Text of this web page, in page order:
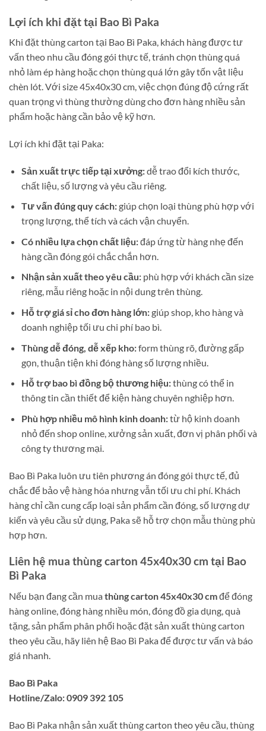
Lợi ích khi đặt tại Bao Bì Paka
Khi đặt thùng carton tại Bao Bì Paka, khách hàng được tư
vấn theo nhu cầu đóng gói thực tế, tránh chọn thùng quá
nhỏ làm ép hàng hoặc chọn thùng quá lớn gây tốn vật liệu
chèn lót. Với size 45x40x30 cm, việc chọn đúng độ cứng rất
quan trọng vì thùng thường dùng cho đơn hàng nhiều sản
phẩm hoặc hàng cần bảo vệ kỹ hơn.
Lợi ích khi đặt tại Paka:
Sản xuất trực tiếp tại xưởng:dễ trao đổi kích thước,
chất liệu, số lượng và yêu cầu riêng.
Tư vấn đúng quy cách:giúp chọn loại thùng phù hợp với
trọng lượng, thể tích và cách vận chuyển.
Có nhiều lựa chọn chất liệu:đáp ứng từ hàng nhẹ đến
hàng cần đóng gói chắc chắn hơn.
Nhận sản xuất theo yêu cầu:phù hợp với khách cần size
riêng, mẫu riêng hoặc in nội dung trên thùng.
Hỗ trợ giá sỉ cho đơn hàng lớn:giúp shop, kho hàng và
doanh nghiệp tối ưu chi phí bao bì.
Thùng dễ đóng, dễ xếp kho:form thùng rõ, đường gấp
gọn, thuận tiện khi đóng hàng số lượng nhiều.
Hỗ trợ bao bì đồng bộ thương hiệu:thùng có thể in
thông tin cần thiết để kiện hàng chuyên nghiệp hơn.
Phù hợp nhiều mô hình kinh doanh:từ hộ kinh doanh
nhỏ đến shop online, xưởng sản xuất, đơn vị phân phối và
công ty thương mại.
Bao Bì Paka luôn ưu tiên phương án đóng gói thực tế, đủ
chắc để bảo vệ hàng hóa nhưng vẫn tối ưu chi phí. Khách
hàng chỉ cần cung cấp loại sản phẩm cần đóng, số lượng dự
kiến và yêu cầu sử dụng, Paka sẽ hỗ trợ chọn mẫu thùng phù
hợp hơn.
Liên hệ mua thùng carton 45x40x30 cm tại Bao
Bì Paka
Nếu bạn đang cần mua thùng carton 45x40x30 cmđể đóng
hàng online, đóng hàng nhiều món, đóng đồ gia dụng, quà
tặng, sản phẩm phân phối hoặc đặt sản xuất thùng carton
theo yêu cầu, hãy liên hệ Bao Bì Paka để được tư vấn và báo
giá nhanh.
Bao Bì Paka
Hotline/Zalo: 0909 392 105
Bao Bì Paka nhận sản xuất thùng carton theo yêu cầu, thùng